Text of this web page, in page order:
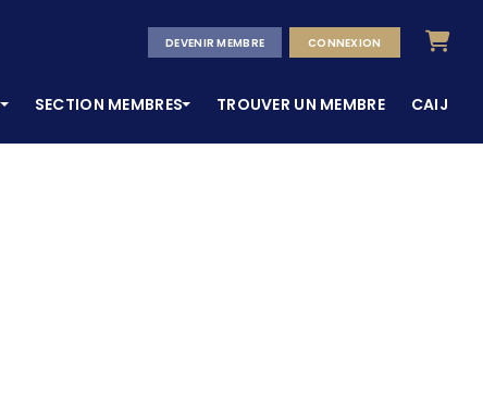
DEVENIR MEMBRE CONNEXION Panier
SECTION MEMBRES TROUVER UN MEMBRE CAIJ